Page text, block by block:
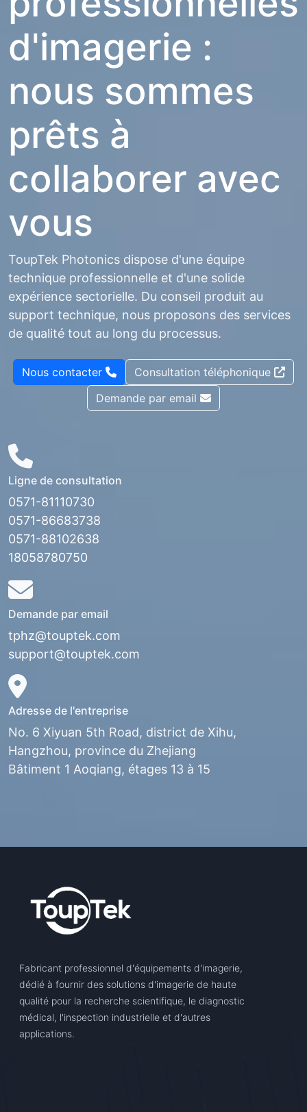
d'imagerie :
nous sommes
prêts à
collaborer avec
vous
ToupTek Photonics dispose d'une équipe
technique professionnelle et d'une solide
expérience sectorielle. Du conseil produit au
support technique, nous proposons des services
de qualité tout au long du processus.
Nous contacter
Consultation téléphonique
Demande par email
Ligne de consultation
0571-81110730
0571-86683738
0571-88102638
18058780750
Demande par email
tphz@touptek.com
support@touptek.com
Adresse de l'entreprise
No. 6 Xiyuan 5th Road, district de Xihu,
Hangzhou, province du Zhejiang
Bâtiment 1 Aoqiang, étages 13 à 15
Fabricant professionnel d'équipements d'imagerie,
dédié à fournir des solutions d'imagerie de haute
qualité pour la recherche scientifique, le diagnostic
médical, l'inspection industrielle et d'autres
applications.